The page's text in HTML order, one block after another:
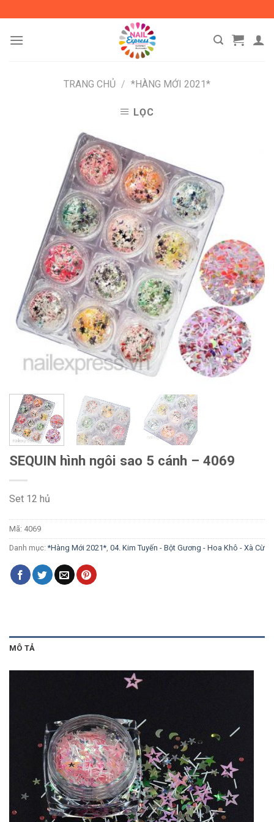
content
TRANG CHỦ / *HÀNG MỚI 2021*
LỌC
SEQUIN hình ngôi sao 5 cánh – 4069
Set 12 hủ
Mã: 4069
Danh mục:*Hàng Mới 2021* 04. Kim Tuyến - Bột Gương - Hoa Khô - Xà Cừ
MÔ TẢ